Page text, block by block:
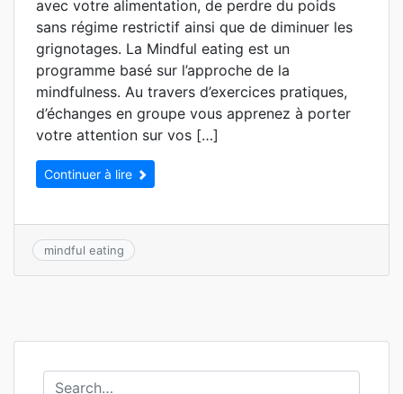
avec votre alimentation, de perdre du poids
sans régime restrictif ainsi que de diminuer les
grignotages. La Mindful eating est un
programme basé sur l’approche de la
mindfulness. Au travers d’exercices pratiques,
d’échanges en groupe vous apprenez à porter
votre attention sur vos […]
Continuer à lire
mindful eating